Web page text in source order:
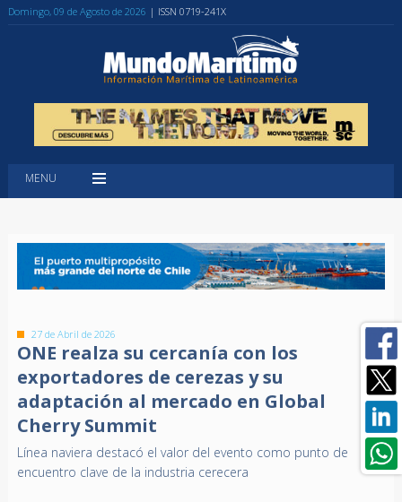
Domingo, 09 de Agosto de 2026 | ISSN 0719-241X
MENU
27 de Abril de 2026
ONE realza su cercanía con los
exportadores de cerezas y su
adaptación al mercado en Global
Cherry Summit
Línea naviera destacó el valor del evento como punto de
encuentro clave de la industria cerecera